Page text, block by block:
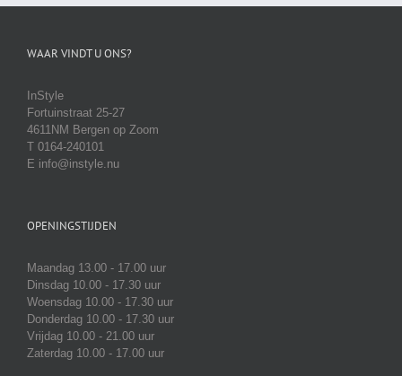
WAAR VINDT U ONS?
InStyle
Fortuinstraat 25-27
4611NM Bergen op Zoom
T 0164-240101
E info@instyle.nu
OPENINGSTIJDEN
Maandag 13.00 - 17.00 uur
Dinsdag 10.00 - 17.30 uur
Woensdag 10.00 - 17.30 uur
Donderdag 10.00 - 17.30 uur
Vrijdag 10.00 - 21.00 uur
Zaterdag 10.00 - 17.00 uur